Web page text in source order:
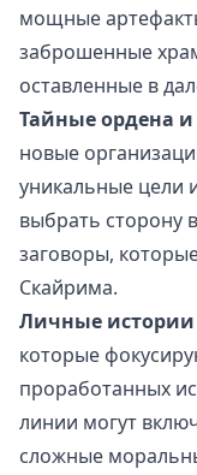
мощные
заброшенные
оставленные в
Тайные ордена
новые
уникальные цели
выбрать сторону
заговоры,
Скайрима.
Личные истории
которые
проработанных
линии могут
сложные